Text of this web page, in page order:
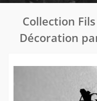
Collection
Décoration